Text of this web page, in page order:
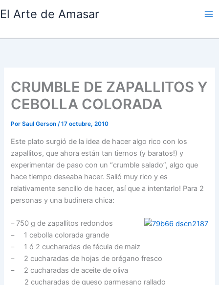
al
El Arte de Amasar
CRUMBLE DE ZAPALLITOS Y
CEBOLLA COLORADA
PorSaul Gerson/17 octubre, 2010
Este plato surgió de la idea de hacer algo rico con los
zapallitos, que ahora están tan tiernos (y baratos!) y
experimentar de paso con un “crumble salado”, algo que
hace tiempo deseaba hacer. Salió muy rico y es
relativamente sencillo de hacer, así que a intentarlo! Para 2
personas y una budinera chica:
– 750 g de zapallitos redondos
– 1 cebolla colorada grande
– 1 ó 2 cucharadas de fécula de maiz
– 2 cucharadas de hojas de orégano fresco
– 2 cucharadas de aceite de oliva
2 cucharadas de queso parmesano rallado